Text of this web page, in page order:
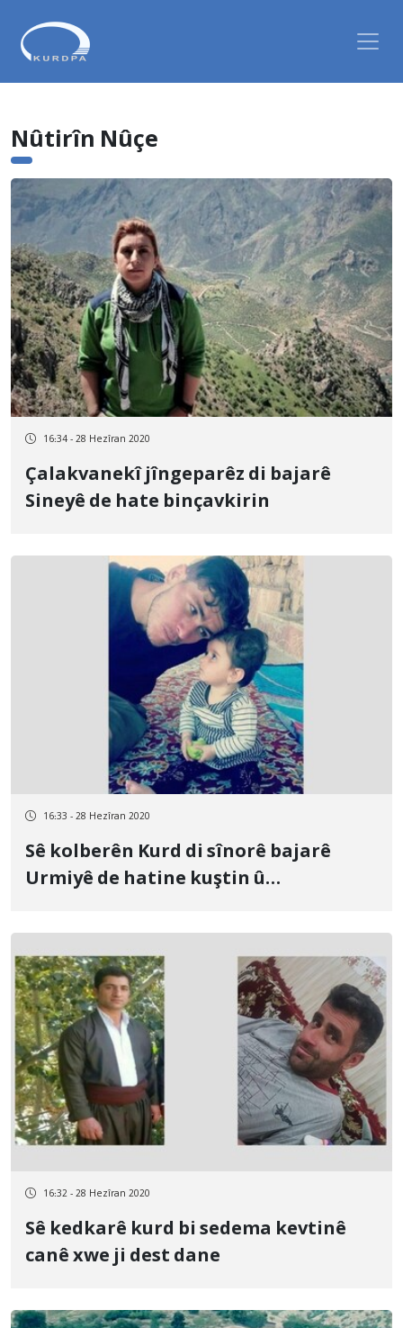
Nûtirîn Nûçe
16:34 - 28 Hezîran 2020
Çalakvanekî jîngeparêz di bajarê
Sineyê de hate binçavkirin
16:33 - 28 Hezîran 2020
Sê kolberên Kurd di sînorê bajarê
Urmiyê de hatine kuştin û
16:32 - 28 Hezîran 2020
Sê kedkarê kurd bi sedema kevtinê
canê xwe ji dest dane